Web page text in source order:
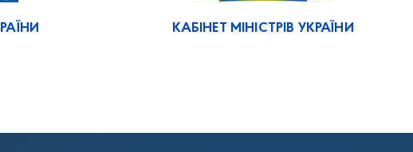
КАБІНЕТ МІНІСТРІВ УКРАЇНИ